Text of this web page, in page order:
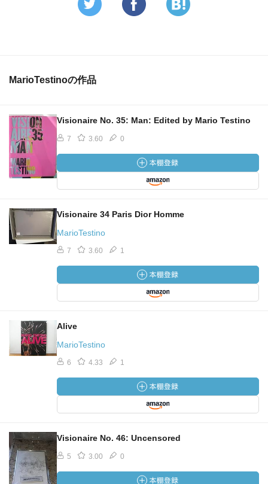
MarioTestinoの作品
Visionaire No. 35: Man: Edited by Mario Testino
7 3.60 0
Visionaire 34 Paris Dior Homme
MarioTestino
7 3.60 1
Alive
MarioTestino
6 4.33 1
Visionaire No. 46: Uncensored
5 3.00 0